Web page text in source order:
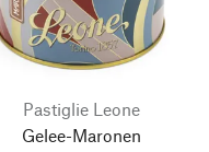
Pastiglie Leone
Gelee-Maronen